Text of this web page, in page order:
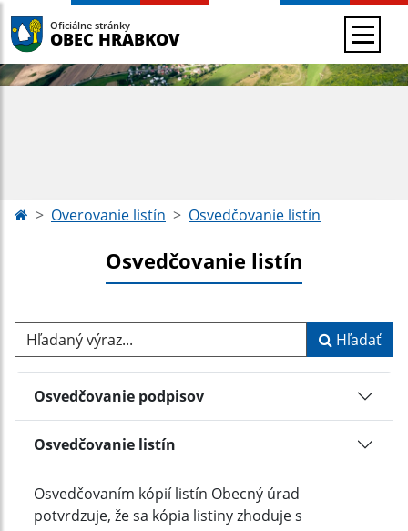
Oficiálne stránky
OBEC HRABKOV
Overovanie listín Osvedčovanie listín
Osvedčovanie listín
Hľadaný výraz... Hľadať
Osvedčovanie podpisov
Osvedčovanie listín
Osvedčovaním kópií listín Obecný úrad
potvrdzuje, že sa kópia listiny zhoduje s